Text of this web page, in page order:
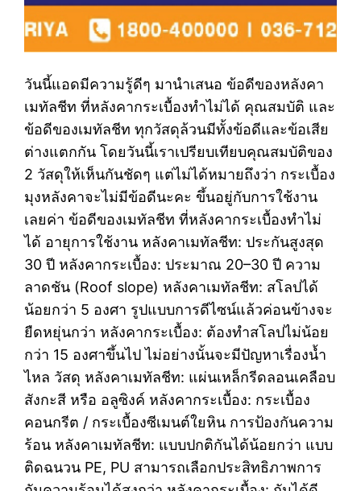
วันนี้แอดมีความรู้ดีๆ มานำเสนอ ข้อดีของหลังคา
เมทัลชีท ที่หลังคากระเบื้องทำไม่ได้ คุณสมบัติ และ
ข้อดีของเมทัลชีท ทุกวัสดุล้วนมีทั้งข้อดีและข้อเสีย
ต่างแตกกัน โดยวันนี้เราเปรียบเทียบคุณสมบัติของ
2 วัสดุให้เห็นกันชัดๆ แต่ไม่ได้หมายถึงว่า กระเบื้อง
มุงหลังคาจะไม่มีข้อดีนะคะ ขึ้นอยู่กับการใช้งาน
เลยค่า ข้อดีของเมทัลชีท ที่หลังคากระเบื้องทำไม่
ได้ อายุการใช้งาน หลังคาเมทัลชีท: ประกันสูงสุด
30 ปี หลังคากระเบื้อง: ประมาณ 20–30 ปี ความ
ลาดชัน (Roof slope) หลังคาเมทัลชีท: สโลปได้
น้อยกว่า 5 องศา รูปแบบการดีไซน์แล้วค่อนข้างจะ
ยืดหยุ่นกว่า หลังคากระเบื้อง: ต้องทำสโลปไม่น้อย
กว่า 15 องศาขึ้นไป ไม่อย่างนั้นจะมีปัญหาเรื่องน้ำ
ไหล วัสดุ หลังคาเมทัลชีท: แผ่นเหล็กรีดลอนเคลือบ
สังกะสี หรือ อลูซิงค์ หลังคากระเบื้อง: กระเบื้อง
คอนกรีต / กระเบื้องซีเมนต์ใยหิน การป้องกันความ
ร้อน หลังคาเมทัลชีท: แบบปกติกันได้น้อยกว่า แบบ
ติดฉนวน PE, PU สามารถเลือกประสิทธิภาพการ